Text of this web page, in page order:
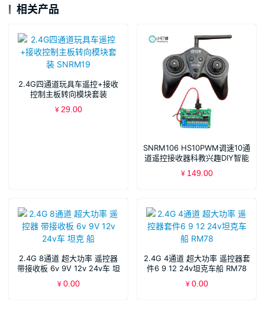
相关产品
2.4G四通道玩具车遥控+接收
控制主板转向模块套装
SNRM19
¥ 29.00
SNRM106 HS10PWM调速10通
道遥控接收器科教兴趣DIY智能
小车机器人遥控模块XDC56
¥ 149.00
2.4G 8通道 超大功率 遥控器
带接收板 6v 9V 12v 24v车 坦
克 船
¥ 0.00
2.4G 4通道 超大功率 遥控器套
件6 9 12 24v坦克车船 RM78
¥ 0.00